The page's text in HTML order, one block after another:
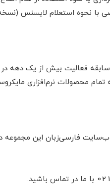
با نحوه استعلام لایسنس
فعالیت بیش از یک دهه
محصولات نرم‌افزاری
وب‌سایت فارسی‌زبان این